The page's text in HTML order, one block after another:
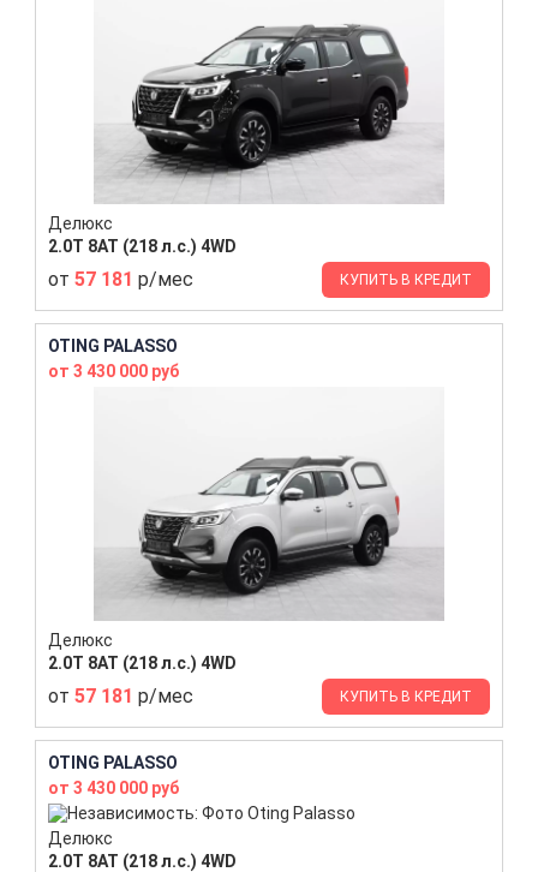
Делюкс
2.0T 8AT (218 л.с.) 4WD
от 57 181 р/мес КУПИТЬ В КРЕДИТ
OTING PALASSO
от 3 430 000 руб
Делюкс
2.0T 8AT (218 л.с.) 4WD
от 57 181 р/мес КУПИТЬ В КРЕДИТ
OTING PALASSO
от 3 430 000 руб
Делюкс
2.0T 8AT (218 л.с.) 4WD